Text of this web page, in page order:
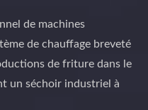
de machines
de chauffage breveté
de friture dans le
un séchoir industriel à